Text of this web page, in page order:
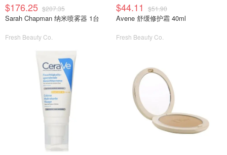
$176.25 $207.35
Sarah Chapman 纳米喷雾器 1台
Fresh Beauty Co.
$44.11 $51.90
Avene 舒缓修护霜 40ml
Fresh Beauty Co.